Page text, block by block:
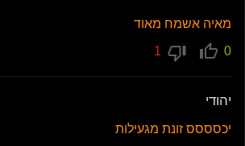
מאיה אשמח מאוד
0
יהודי
יכסססס זונת מגעילות